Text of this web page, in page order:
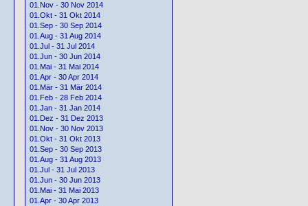
01.Nov - 30 Nov 2014
01.Okt - 31 Okt 2014
01.Sep - 30 Sep 2014
01.Aug - 31 Aug 2014
01.Jul - 31 Jul 2014
01.Jun - 30 Jun 2014
01.Mai - 31 Mai 2014
01.Apr - 30 Apr 2014
01.Mär - 31 Mär 2014
01.Feb - 28 Feb 2014
01.Jan - 31 Jan 2014
01.Dez - 31 Dez 2013
01.Nov - 30 Nov 2013
01.Okt - 31 Okt 2013
01.Sep - 30 Sep 2013
01.Aug - 31 Aug 2013
01.Jul - 31 Jul 2013
01.Jun - 30 Jun 2013
01.Mai - 31 Mai 2013
01.Apr - 30 Apr 2013